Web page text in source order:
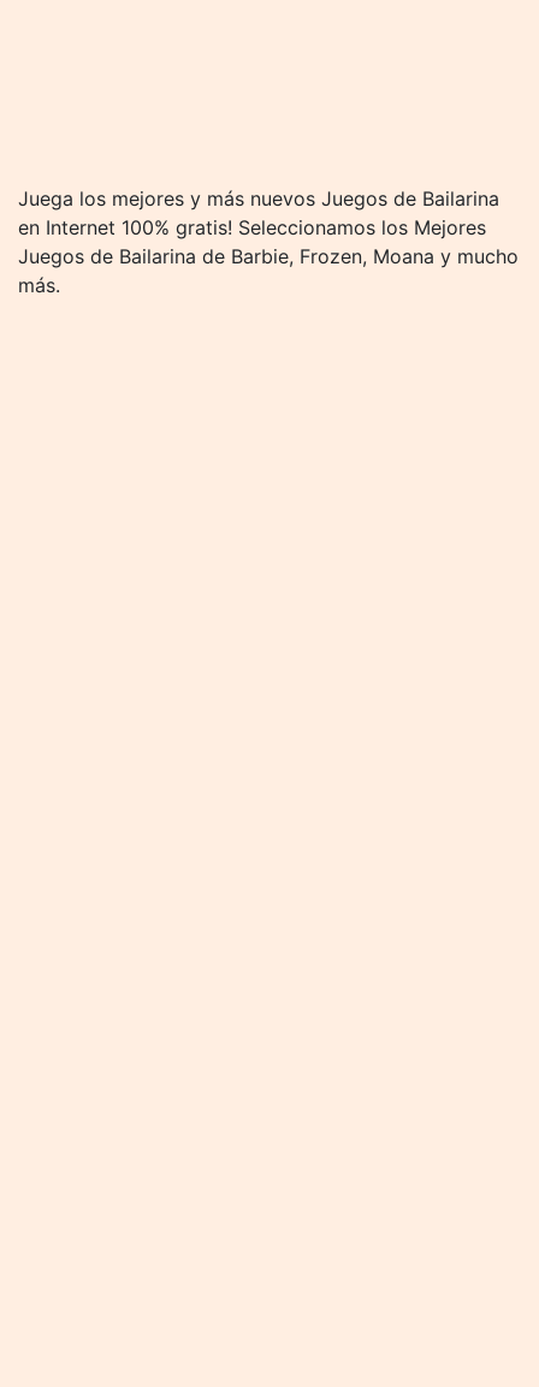
Juega los mejores y más nuevos Juegos de Bailarina
en Internet 100% gratis! Seleccionamos los Mejores
Juegos de Bailarina de Barbie, Frozen, Moana y mucho
más.